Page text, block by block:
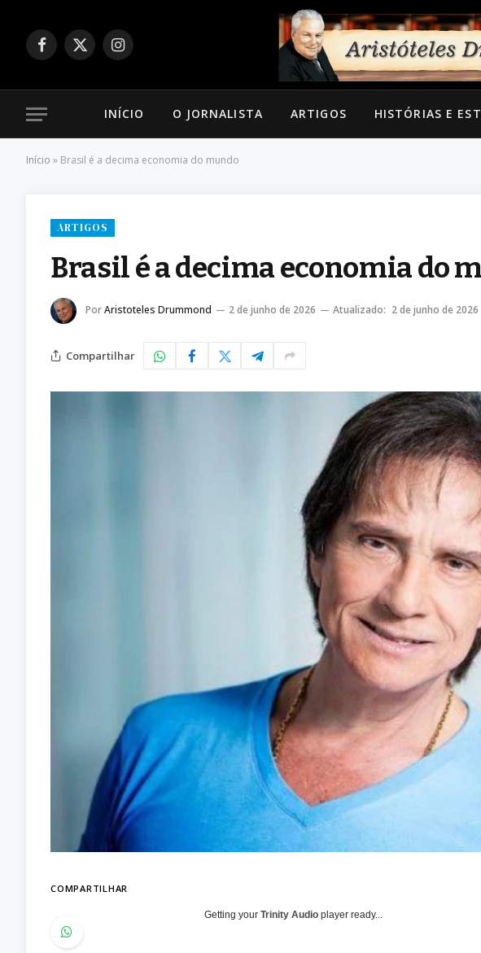
Facebook
X
Instagram
INÍCIO O JORNALISTA ARTIGOS HISTÓRIAS E
Início » Brasil é a decima economia do mundo
ARTIGOS
Brasil é a decima economia do
PorAristoteles Drummond 2 de junho de 2026 Atualizado: 2 de junho de 2026
Compartilhar
COMPARTILHAR
Getting yourTrinity Audio player ready...